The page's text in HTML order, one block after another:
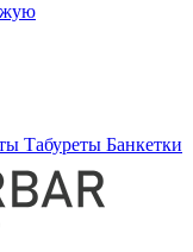
Табуреты Банкетки